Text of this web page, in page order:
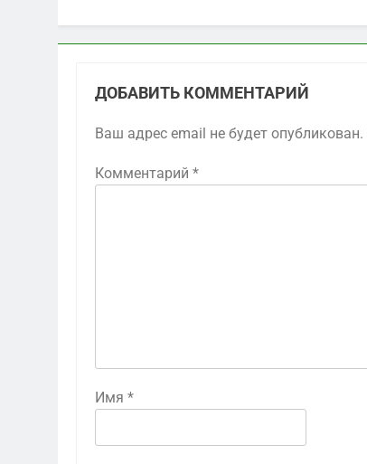
ДОБАВИТЬ КОММЕНТАРИЙ
Ваш адрес email не будет опубликован.
Комментарий *
Имя *